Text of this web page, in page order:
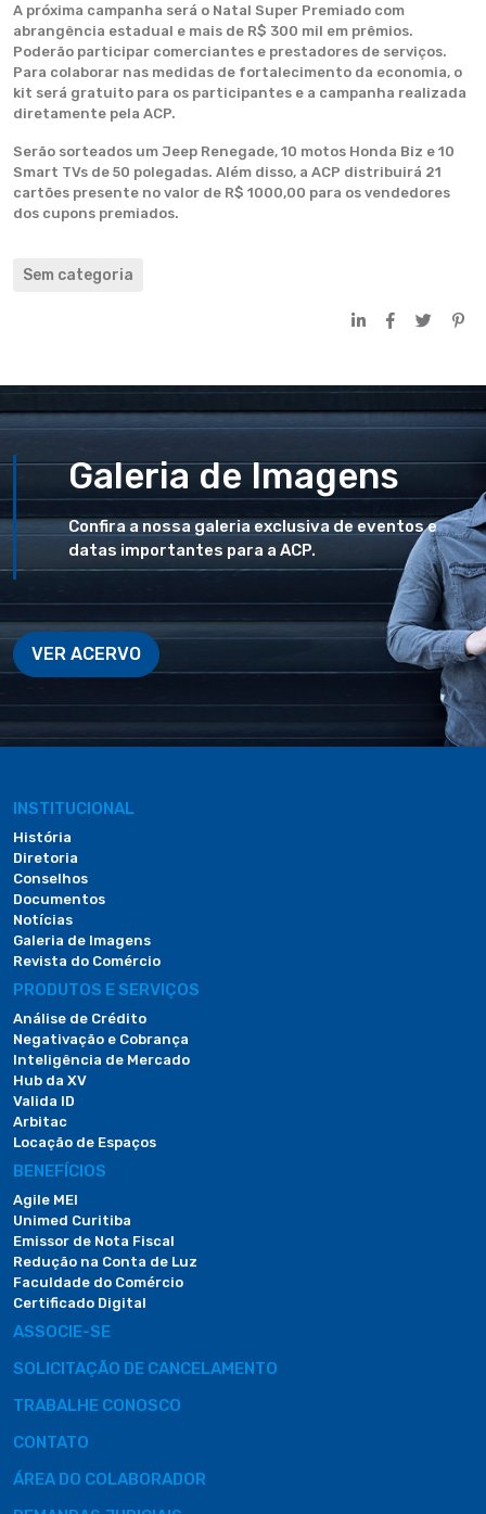
A próxima campanha será o Natal Super Premiado com
abrangência estadual e mais de R$ 300 mil em prêmios.
Poderão participar comerciantes e prestadores de serviços.
Para colaborar nas medidas de fortalecimento da economia, o
kit será gratuito para os participantes e a campanha realizada
diretamente pela ACP.
Serão sorteados um Jeep Renegade, 10 motos Honda Biz e 10
Smart TVs de 50 polegadas. Além disso, a ACP distribuirá 21
cartões presente no valor de R$ 1000,00 para os vendedores
dos cupons premiados.
Sem categoria
Galeria de Imagens
Confira a nossa galeria exclusiva de eventos e
datas importantes para a ACP.
VER ACERVO
INSTITUCIONAL
História
Diretoria
Conselhos
Documentos
Notícias
Galeria de Imagens
Revista do Comércio
PRODUTOS E SERVIÇOS
Análise de Crédito
Negativação e Cobrança
Inteligência de Mercado
Hub da XV
Valida ID
Arbitac
Locação de Espaços
BENEFÍCIOS
Agile MEI
Unimed Curitiba
Emissor de Nota Fiscal
Redução na Conta de Luz
Faculdade do Comércio
Certificado Digital
ASSOCIE-SE
SOLICITAÇÃO DE CANCELAMENTO
TRABALHE CONOSCO
CONTATO
ÁREA DO COLABORADOR